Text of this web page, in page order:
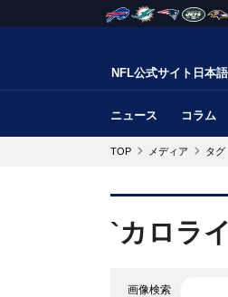
NFL公式サイト日本
ニュース コラム
TOP メディア タグ
`カロラ
画像検索